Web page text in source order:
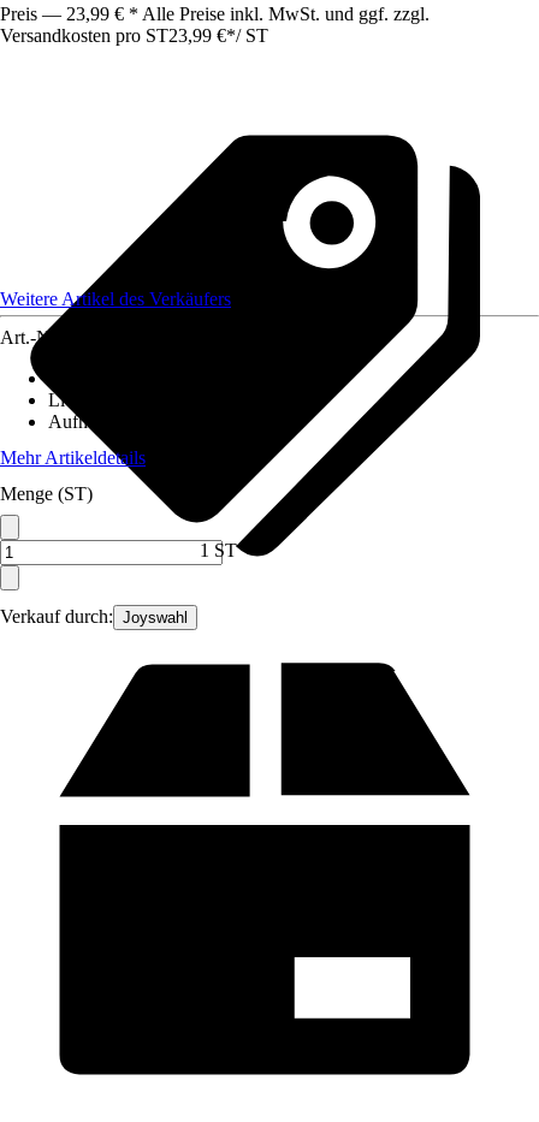
Preis — 23,99 € * Alle Preise inkl. MwSt. und ggf. zzgl.
Versandkosten pro ST23,99 €*/ ST
Verkauf durch: Joyswahl
Weitere Artikel des Verkäufers
Art.-Nr.
Lichtdurchlässigkeit
Aufhängungsart
Mehr Artikeldetails
Menge (ST)
1 ST